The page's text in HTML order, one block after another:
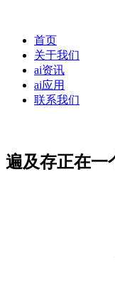
首页
关于我们
ai资讯
ai应用
联系我们
遍及存正在一